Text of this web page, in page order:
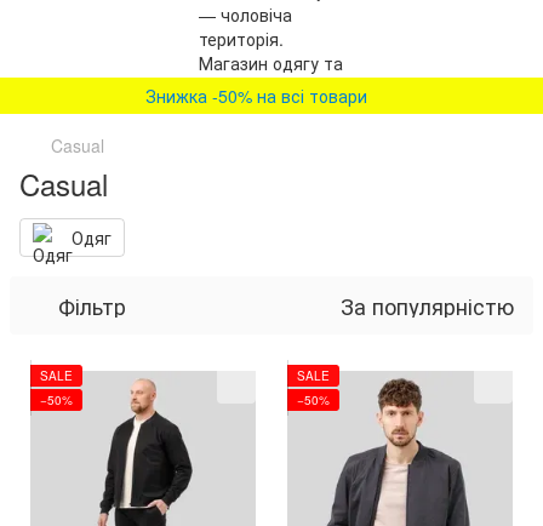
Знижка -50% на всі товари
Casual
Casual
Одяг
Фільтр За популярністю
SALE
−50%
SALE
−50%